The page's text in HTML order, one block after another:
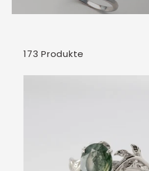
173 Produkte